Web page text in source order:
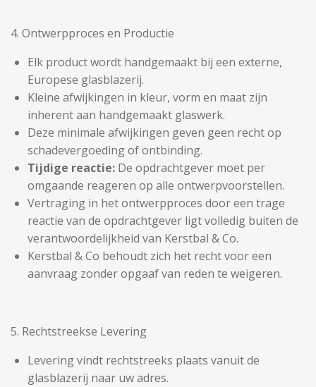
4. Ontwerpproces en Productie
Elk product wordt handgemaakt bij een externe,
Europese glasblazerij.
Kleine afwijkingen in kleur, vorm en maat zijn
inherent aan handgemaakt glaswerk.
Deze minimale afwijkingen geven geen recht op
schadevergoeding of ontbinding.
Tijdige reactie: De opdrachtgever moet per
omgaande reageren op alle ontwerpvoorstellen.
Vertraging in het ontwerpproces door een trage
reactie van de opdrachtgever ligt volledig buiten de
verantwoordelijkheid van Kerstbal & Co.
Kerstbal & Co behoudt zich het recht voor een
aanvraag zonder opgaaf van reden te weigeren.
5. Rechtstreekse Levering
Levering vindt rechtstreeks plaats vanuit de
glasblazerij naar uw adres.